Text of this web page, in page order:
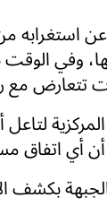
استغرابه
وفي
تتعارض مع
أي اتفاق
بكشف